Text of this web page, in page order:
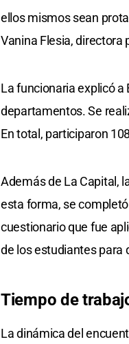
ellos mismos sean
Vanina Flesia, directora
La funcionaria explicó a
departamentos. Se
En total, participaron
Además de La Capital,
esta forma, se
cuestionario que fue
de los estudiantes para
Tiempo de
La dinámica del